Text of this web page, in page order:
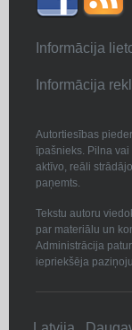
Informācija
Informācija
Autortiesības
īpašnieks. Pilna
aktīvo, reāli
paņemts.
Tekstu autoru
par materiālu un
Administrācija
iepriekšēja